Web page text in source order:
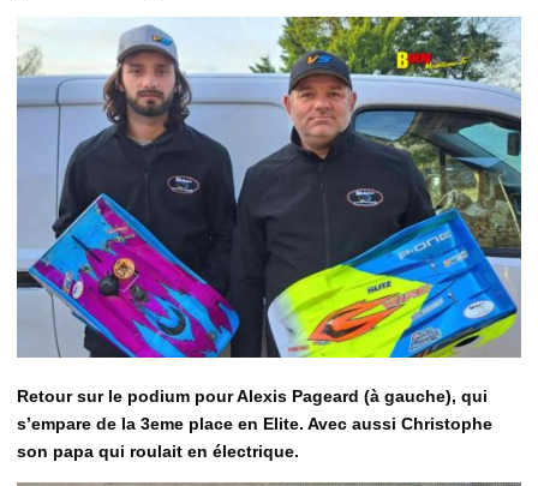
Retour sur le podium pour Alexis Pageard (à gauche), qui
s’empare de la 3eme place en Elite. Avec aussi Christophe
son papa qui roulait en électrique.